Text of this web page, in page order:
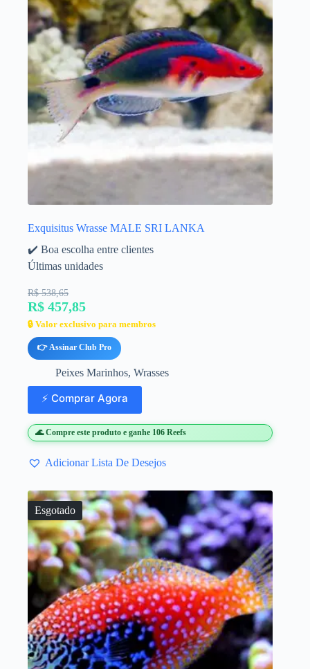
Exquisitus Wrasse MALE SRI LANKA
✔️ Boa escolha entre clientes
Últimas unidades
R$ 538,65
R$ 457,85
🔒 Valor exclusivo para membros
👉 Assinar Club Pro
Peixes Marinhos, Wrasses
⚡ Comprar Agora
🌊 Compre este produto e ganhe 106 Reefs
Adicionar Lista De Desejos
Esgotado